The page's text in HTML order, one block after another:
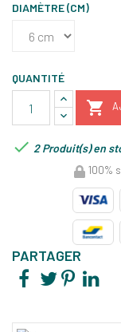
DIAMÈTRE (CM)
QUANTITÉ

 2 Produit(s) en
100%
PARTAGER